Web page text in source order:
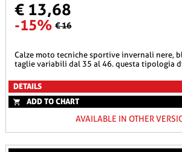
€ 13,68
-15% € 16
calze moto tecniche sportive invernali nere, blu e verdi xtech
taglie variabili dal 35 al 46. questa tipologia
DETAILS
ADD TO CHART
AVAILABLE IN OTHER